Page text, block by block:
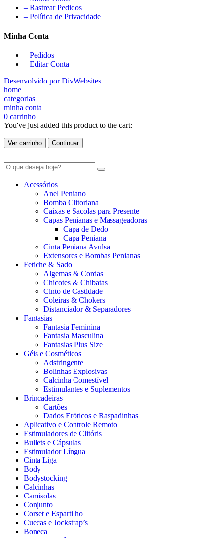
– Rastrear Pedidos
– Política de Privacidade
Minha Conta
– Pedidos
– Editar Conta
Desenvolvido por DivWebsites
home
categorias
minha conta
0 carrinho
You've just added this product to the cart:
Ver carrinho Continuar
Acessórios
Anel Peniano
Bomba Clitoriana
Caixas e Sacolas para Presente
Capas Penianas e Massageadoras
Capa de Dedo
Capa Peniana
Cinta Peniana Avulsa
Extensores e Bombas Penianas
Fetiche & Sado
Algemas & Cordas
Chicotes & Chibatas
Cinto de Castidade
Coleiras & Chokers
Distanciador & Separadores
Fantasias
Fantasia Feminina
Fantasia Masculina
Fantasias Plus Size
Géis e Cosméticos
Adstringente
Bolinhas Explosivas
Calcinha Comestível
Estimulantes e Suplementos
Brincadeiras
Cartões
Dados Eróticos e Raspadinhas
Aplicativo e Controle Remoto
Estimuladores de Clitóris
Bullets e Cápsulas
Estimulador Língua
Cinta Liga
Body
Bodystocking
Calcinhas
Camisolas
Conjunto
Corset e Espartilho
Cuecas e Jockstrap’s
Boneca